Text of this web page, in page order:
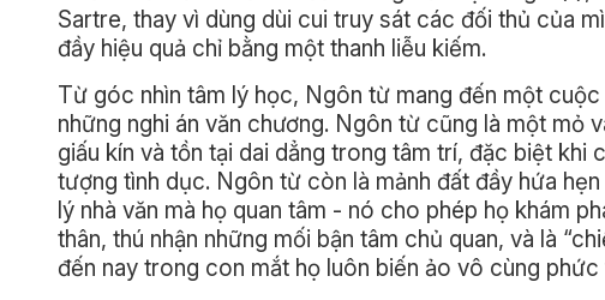
Sartre, thay vì dùng dùi cui truy sát các đối thủ của
đầy hiệu quả chỉ bằng một thanh liễu kiếm.
Từ góc nhìn tâm lý học, Ngôn từ mang đến một
những nghi án văn chương. Ngôn từ cũng là một
giấu kín và tồn tại dai dẳng trong tâm trí, đặc biệt khi
tượng tình dục. Ngôn từ còn là mảnh đất đầy hứa
lý nhà văn mà họ quan tâm - nó cho phép họ khám
thân, thú nhận những mối bận tâm chủ quan, và là
đến nay trong con mắt họ luôn biến ảo vô cùng phức